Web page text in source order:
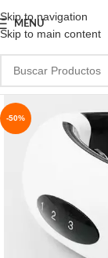
Skip to navigation
Skip to main content
MENU
-50%